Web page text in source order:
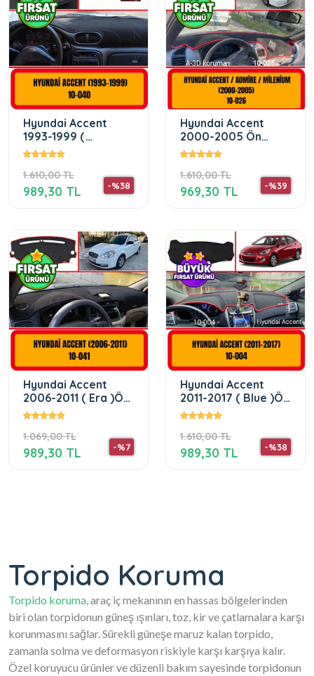
Hyundai Accent
1993-1999 (
Yumurta kasa )Ön
Torpido Koruma
Koruyucu
1.610,00 TL
-%38
989,30 TL
Hyundai Accent
2000-2005 Ön
Torpido Koruma
1.610,00 TL
-%39
969,30 TL
Hyundai Accent
2006-2011 ( Era )Ön
Örtüsü Göğüs Panel
Koruyucu
1.069,00 TL
-%7
989,30 TL
Hyundai Accent
2011-2017 ( Blue )Ön
Örtüsü Göğüs Panel
1.610,00 TL
-%38
989,30 TL
Torpido Koruma
Torpido koruma, araç iç mekanının en hassas bölgelerinden
biri olan torpidonun güneş ışınları, toz, kir ve çatlamalara karşı
korunmasını sağlar. Sürekli güneşe maruz kalan torpido,
zamanla solma ve deformasyon riskiyle karşı karşıya kalır.
Özel koruyucu ürünler ve düzenli bakım sayesinde torpidonun